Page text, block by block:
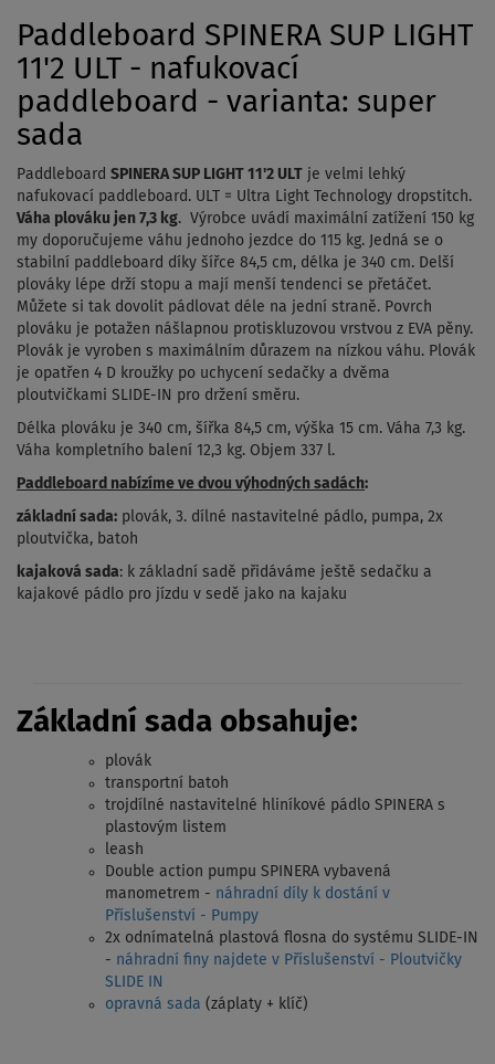
Paddleboard SPINERA SUP LIGHT
11'2 ULT - nafukovací
paddleboard - varianta: super
sada
Paddleboard SPINERA SUP LIGHT 11'2 ULT je velmi lehký
nafukovací paddleboard. ULT = Ultra Light Technology dropstitch.
Váha plováku jen 7,3 kg. Výrobce uvádí maximální zatížení 150 kg
my doporučujeme váhu jednoho jezdce do 115 kg. Jedná se o
stabilní paddleboard díky šířce 84,5 cm, délka je 340 cm. Delší
plováky lépe drží stopu a mají menší tendenci se přetáčet.
Můžete si tak dovolit pádlovat déle na jední straně. Povrch
plováku je potažen nášlapnou protiskluzovou vrstvou z EVA pěny.
Plovák je vyroben s maximálním důrazem na nízkou váhu. Plovák
je opatřen 4 D kroužky po uchycení sedačky a dvěma
ploutvičkami SLIDE-IN pro držení směru.
Délka plováku je 340 cm, šířka 84,5 cm, výška 15 cm. Váha 7,3 kg.
Váha kompletního balení 12,3 kg. Objem 337 l.
Paddleboard nabízíme ve dvou výhodných sadách:
základní sada: plovák, 3. dílné nastavitelné pádlo, pumpa, 2x
ploutvička, batoh
kajaková sada: k základní sadě přidáváme ještě sedačku a
kajakové pádlo pro jízdu v sedě jako na kajaku
Základní sada obsahuje:
plovák
transportní batoh
trojdílné nastavitelné hliníkové pádlo SPINERA s
plastovým listem
leash
Double action pumpu SPINERA vybavená
manometrem - náhradní díly k dostání v
Příslušenství - Pumpy
2x odnímatelná plastová flosna do systému SLIDE-IN
- náhradní finy najdete v Příslušenství - Ploutvičky
SLIDE IN
opravná sada (záplaty + klíč)